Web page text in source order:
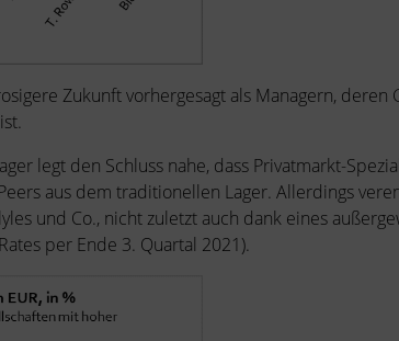
Zukunft vorhergesagt als Managern,
legt den Schluss nahe, dass Privatmarkt-
aus dem traditionellen Lager. Allerdings
und Co., nicht zuletzt auch dank eines
per Ende 3. Quartal 2021).